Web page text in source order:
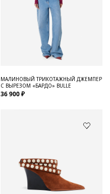
МАЛИНОВЫЙ ТРИКОТАЖНЫЙ ДЖЕМПЕР
С ВЫРЕЗОМ «БАРДО» BULLE
36 900 ₽